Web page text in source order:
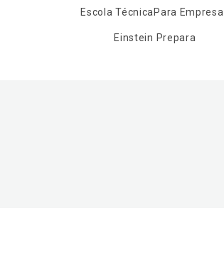
Escola TécnicaPara
Einstein Prepara